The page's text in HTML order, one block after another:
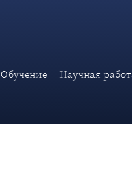
Обучение Научная